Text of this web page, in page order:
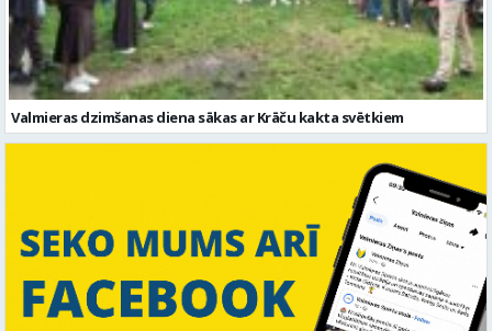
Valmieras dzimšanas diena sākas ar Krāču kakta svētkiem